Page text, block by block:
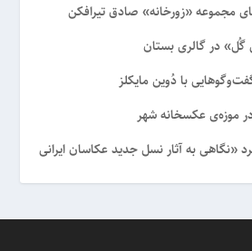
مجموعه «زورخانه» صادق تیرافکن
گُل» در گالری بستان
با دُوین مایکلز
موزه‌ی عکسخانه شهر
«نگاهی به آثار نسل جدید عکاسان ایرانی